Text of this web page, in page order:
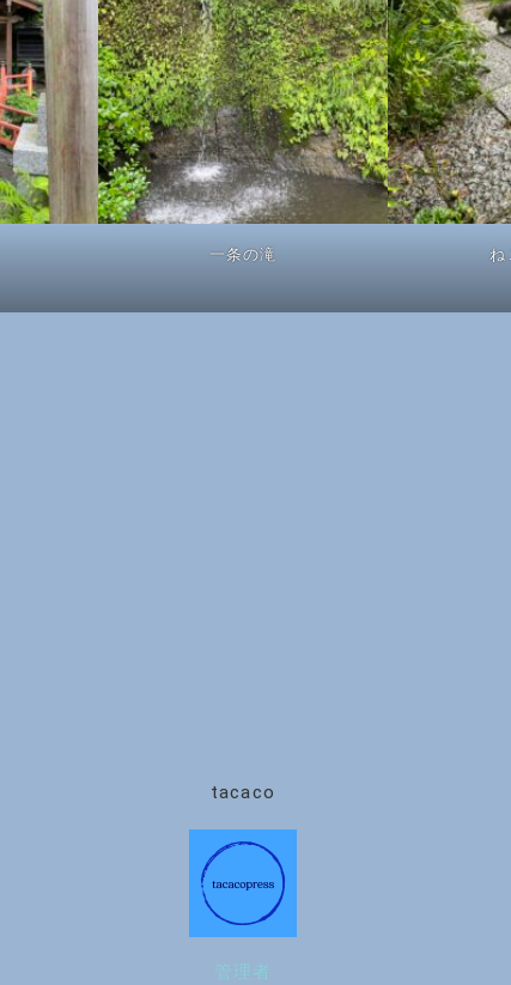
一条の滝 ね
tacaco
管理者